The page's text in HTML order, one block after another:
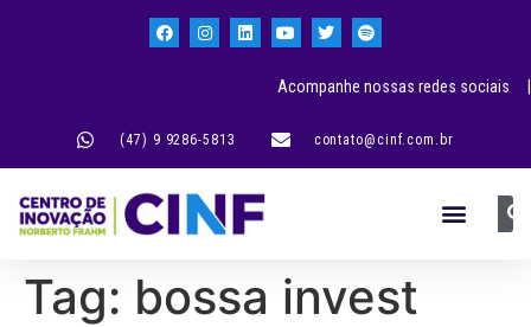
(47) 9 9286-5813 contato@cinf.com.br
Acompanhe nossas redes sociais |
Tag: bossa invest